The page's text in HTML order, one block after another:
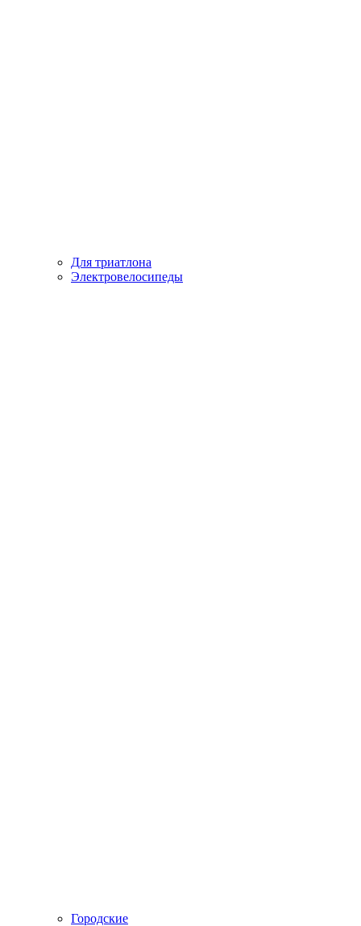
Для триатлона
Электровелосипеды
Городские